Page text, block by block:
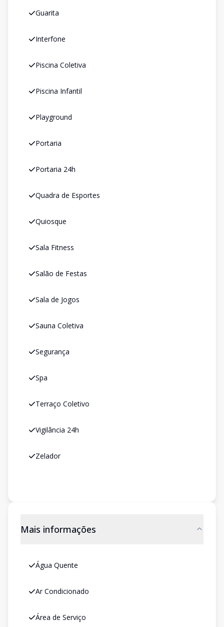
Guarita
Interfone
Piscina Coletiva
Piscina Infantil
Playground
Portaria
Portaria 24h
Quadra de Esportes
Quiosque
Sala Fitness
Salão de Festas
Sala de Jogos
Sauna Coletiva
Segurança
Spa
Terraço Coletivo
Vigilância 24h
Zelador
Mais informações
Água Quente
Ar Condicionado
Área de Serviço